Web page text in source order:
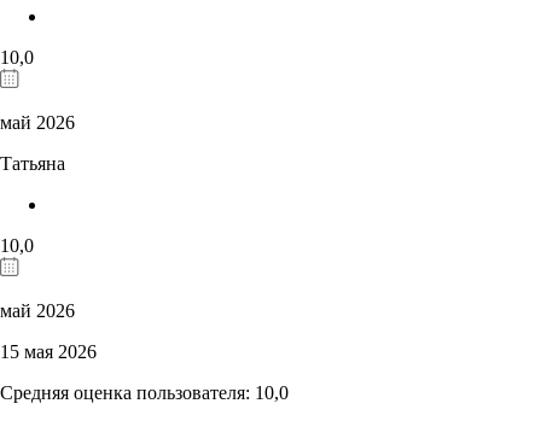
10,0
май 2026
Татьяна
10,0
май 2026
15 мая 2026
Средняя оценка пользователя: 10,0